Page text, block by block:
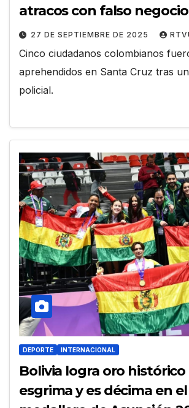
atracos con falso
27 DE SEPTIEMBRE DE 2025
Cinco ciudadanos colombianos
aprehendidos en Santa Cruz tras
policial.
DEPORTE INTERNACIONAL
Bolivia logra oro histórico
esgrima y es décima en el